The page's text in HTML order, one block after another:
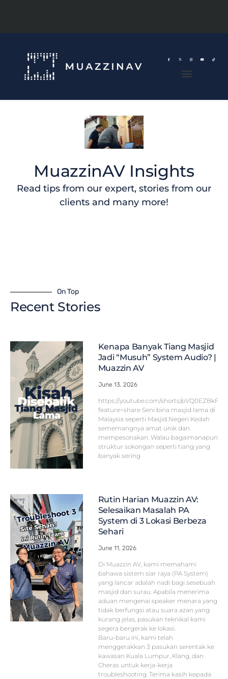
MuazzinAV Insights
Read tips from our expert, stories from our
clients and many more!
On Top
Recent Stories
Kenapa Banyak Tiang Masjid
Jadi “Musuh” System Audio? |
Muazzin AV
June 13, 2026
https://youtube.com/shorts/
feature=share Seni bina masjid lama di
Malaysia seperti Masjid Negeri Kedah
sememangnya amat unik dan
mempesonakan. Walau bagaimanapun,
struktur sokongan seperti tiang yang
banyak sering
Rutin Harian Muazzin AV:
Selesaikan Masalah PA
System di 3 Lokasi Berbeza
Sehari
June 11, 2026
Di Muazzin AV, kami memahami
bahawa sistem siar raya (PA System)
yang lancar adalah nadi bagi sesebuah
masjid dan surau. Apabila menerima
aduan mengenai speaker menara yang
tidak berfungsi atau suara azan yang
kurang jelas, pasukan teknikal kami
segera bergerak ke lokasi.
Baru-baru ini, kami telah
menggerakkan 3 pasukan serentak ke
kawasan Kuala Lumpur, Klang, dan
Cheras untuk kerja-kerja
troubleshooting. Terima kasih kepada